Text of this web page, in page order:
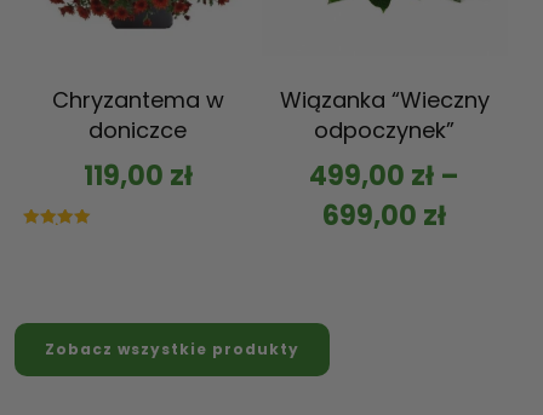
Chryzantema w
doniczce
119,00 zł
Wiązanka “Wieczny
odpoczynek”
499,00 zł –
699,00 zł
Zobacz wszystkie produkty